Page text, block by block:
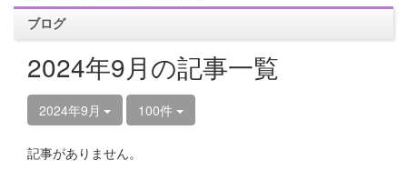
ブログ
2024年9月の記事一覧
2024年9月 100件
記事がありません。